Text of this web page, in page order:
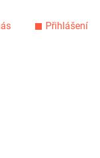
Přihlášení